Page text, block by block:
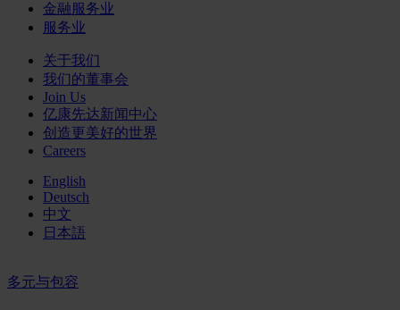
金融服务业
服务业
关于我们
我们的董事会
Join Us
亿康先达新闻中心
创造更美好的世界
Careers
English
Deutsch
中文
日本語
多元与包容